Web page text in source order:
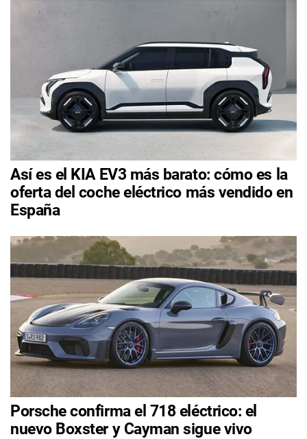
Así es el KIA EV3 más barato: cómo es la
oferta del coche eléctrico más vendido en
España
Porsche confirma el 718 eléctrico: el
nuevo Boxster y Cayman sigue vivo